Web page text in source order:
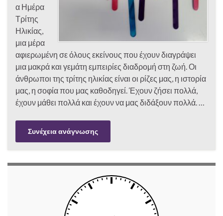
α Ημέρα
Τρίτης
Ηλικίας,
μια μέρα
αφιερωμένη σε όλους εκείνους που έχουν διαγράψει
μια μακρά και γεμάτη εμπειρίες διαδρομή στη ζωή. Οι
άνθρωποι της τρίτης ηλικίας είναι οι ρίζες μας, η ιστορία
μας, η σοφία που μας καθοδηγεί. Έχουν ζήσει πολλά,
έχουν μάθει πολλά και έχουν να μας διδάξουν πολλά. …
Συνέχεια ανάγνωσης